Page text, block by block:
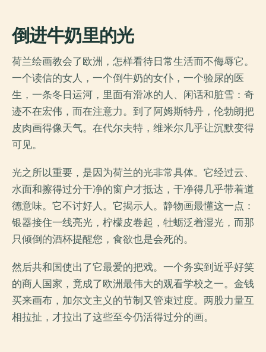
倒进牛奶里的光
荷兰绘画教会了欧洲，怎样看待日常生活而不侮辱它。
一个读信的女人，一个倒牛奶的女仆，一个验尿的医
生，一条冬日运河，里面有滑冰的人、闲话和脏雪：奇
迹不在宏伟，而在注意力。到了阿姆斯特丹，伦勃朗把
皮肉画得像天气。在代尔夫特，维米尔几乎让沉默变得
可见。
光之所以重要，是因为荷兰的光非常具体。它经过云、
水面和擦得过分干净的窗户才抵达，干净得几乎带着道
德意味。它不讨好人。它揭示人。静物画最懂这一点：
银器接住一线亮光，柠檬皮卷起，牡蛎泛着湿光，而那
只倾倒的酒杯提醒您，食欲也是会死的。
然后共和国使出了它最爱的把戏。一个务实到近乎好笑
的商人国家，竟成了欧洲最伟大的观看学校之一。金钱
买来画布，加尔文主义的节制又管束过度。两股力量互
相拉扯，才拉出了这些至今仍活得过分的画。